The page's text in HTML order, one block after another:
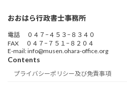
おおはら行政書士事務所
電話 ０４７−４５３−８３４０
FAX ０４７−７５１−８２０４
E-mail: info@musen.ohara-office.org
Contents
プライバシーポリシー及び免責事項